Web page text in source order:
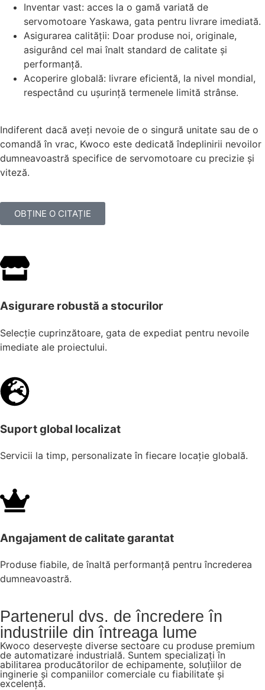
Inventar vast: acces la o gamă variată de
servomotoare Yaskawa, gata pentru livrare imediată.
Asigurarea calității: Doar produse noi, originale,
asigurând cel mai înalt standard de calitate și
performanță.
Acoperire globală: livrare eficientă, la nivel mondial,
respectând cu ușurință termenele limită strânse.
Indiferent dacă aveți nevoie de o singură unitate sau de o
comandă în vrac, Kwoco este dedicată îndeplinirii nevoilor
dumneavoastră specifice de servomotoare cu precizie și
viteză.
OBȚINE O CITAȚIE
Asigurare robustă a stocurilor
Selecție cuprinzătoare, gata de expediat pentru nevoile
imediate ale proiectului.
Suport global localizat
Servicii la timp, personalizate în fiecare locație globală.
Angajament de calitate garantat
Produse fiabile, de înaltă performanță pentru încrederea
dumneavoastră.
Partenerul dvs. de încredere în
industriile din întreaga lume
Kwoco deservește diverse sectoare cu produse premium
de automatizare industrială. Suntem specializați în
abilitarea producătorilor de echipamente, soluțiilor de
inginerie și companiilor comerciale cu fiabilitate și
excelență.